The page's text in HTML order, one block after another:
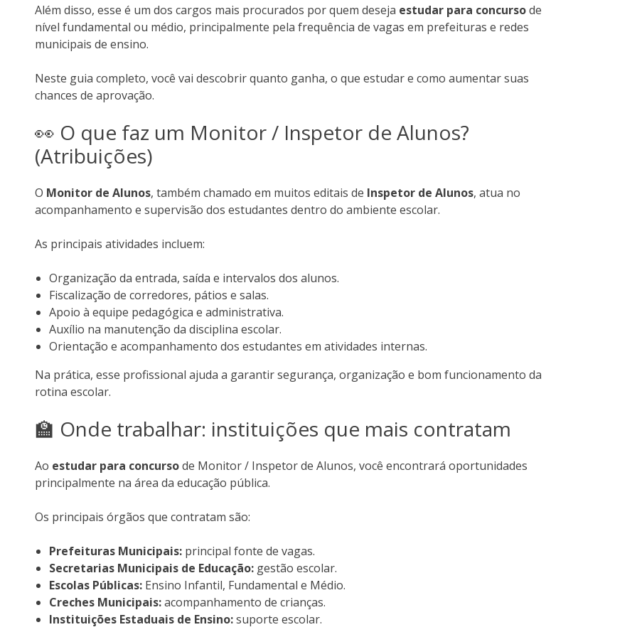
Além disso, esse é um dos cargos mais procurados por quem deseja estudar para concursode
nível fundamental ou médio, principalmente pela frequência de vagas em prefeituras e redes
municipais de ensino.
Neste guia completo, você vai descobrir quanto ganha, o que estudar e como aumentar suas
chances de aprovação.
👀 O que faz um Monitor / Inspetor de Alunos?
(Atribuições)
O Monitor de Alunos, também chamado em muitos editais de Inspetor de Alunos, atua no
acompanhamento e supervisão dos estudantes dentro do ambiente escolar.
As principais atividades incluem:
Organização da entrada, saída e intervalos dos alunos.
Fiscalização de corredores, pátios e salas.
Apoio à equipe pedagógica e administrativa.
Auxílio na manutenção da disciplina escolar.
Orientação e acompanhamento dos estudantes em atividades internas.
Na prática, esse profissional ajuda a garantir segurança, organização e bom funcionamento da
rotina escolar.
🏫 Onde trabalhar: instituições que mais contratam
Ao estudar para concursode Monitor / Inspetor de Alunos, você encontrará oportunidades
principalmente na área da educação pública.
Os principais órgãos que contratam são:
Prefeituras Municipais: principal fonte de vagas.
Secretarias Municipais de Educação: gestão escolar.
Escolas Públicas: Ensino Infantil, Fundamental e Médio.
Creches Municipais:acompanhamento de crianças.
Instituições Estaduais de Ensino:suporte escolar.